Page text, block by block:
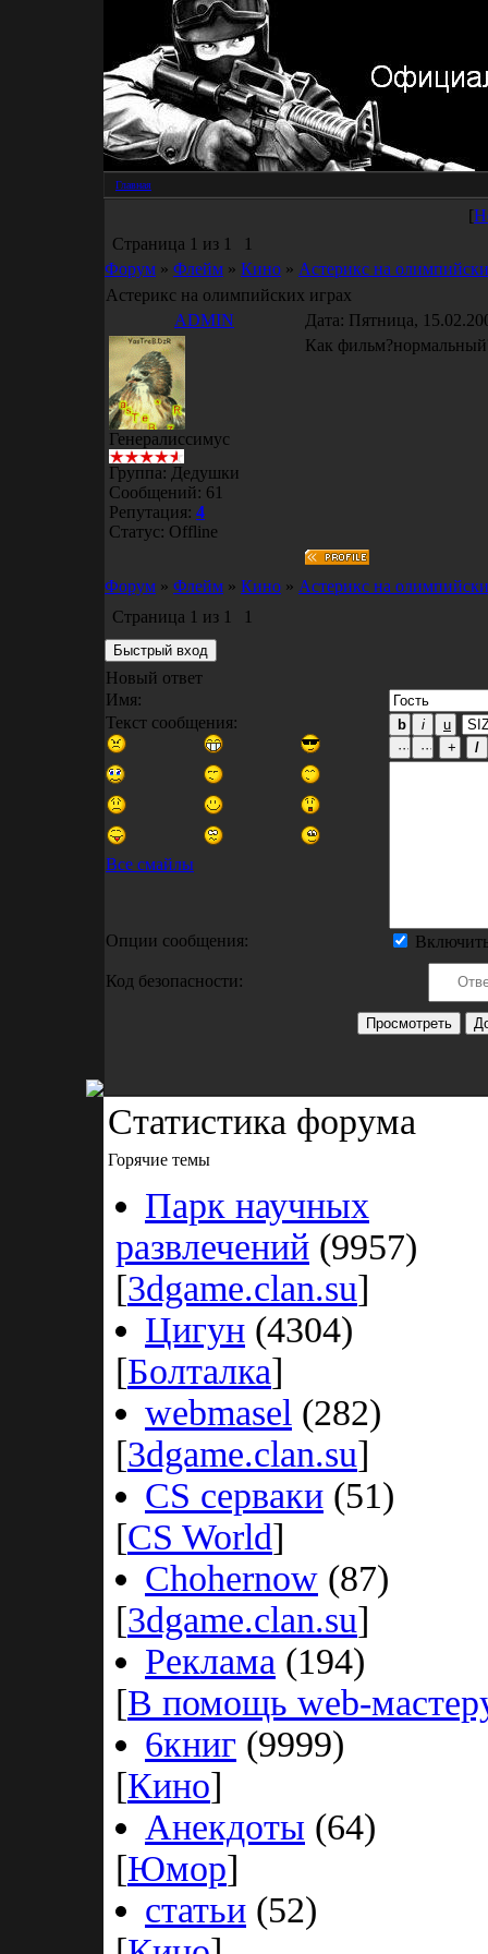
Главная
[
Страница 1 из 1
1
Форум » Флейм » Кино » Астерикс на
Астерикс на олимпийских играх
ADMIN
Дата: Пятница,
Генералиссимус
Группа: Дедушки
Сообщений: 61
Репутация: 4
Статус: Offline
Как
Форум » Флейм » Кино » Астерикс на
Страница 1 из 1 1
Новый ответ
Имя:
Текст сообщения:
Все смайлы
Опции сообщения:
Код безопасности:
Статистика форума
Горячие темы
Парк научных
развлечений (9957)
[3dgame.clan.su]
Цигун (4304)
[Болталка]
webmasel (282)
[3dgame.clan.su]
CS серваки (51)
[CS World]
Chohernow (87)
[3dgame.clan.su]
Реклама (194)
[В помощь web-
6книг (9999)
[Кино]
Анекдоты (64)
[Юмор]
статьи (52)